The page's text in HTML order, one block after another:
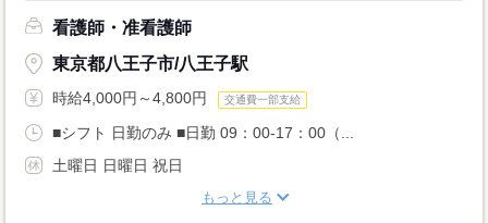
看護師・准看護師
東京都八王子市/八王子駅
時給4,000円～4,800円 交通費一部支給
■シフト 日勤のみ ■日勤 09：00-17：00（...
土曜日 日曜日 祝日
もっと見る